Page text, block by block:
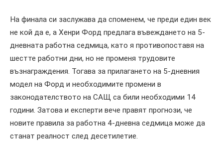
На финала си заслужава да споменем, че преди един век
не кой да е, а Хенри Форд предлага въвеждането на 5-
дневната работна седмица, като я противопоставя на
шестте работни дни, но не променя трудовите
възнаграждения. Тогава за прилагането на 5-дневния
модел на Форд и необходимите промени в
законодателството на САЩ са били необходими 14
години. Затова и експерти вече правят прогнози, че
новите правила за работна 4-дневна седмица може да
станат реалност след десетилетие.